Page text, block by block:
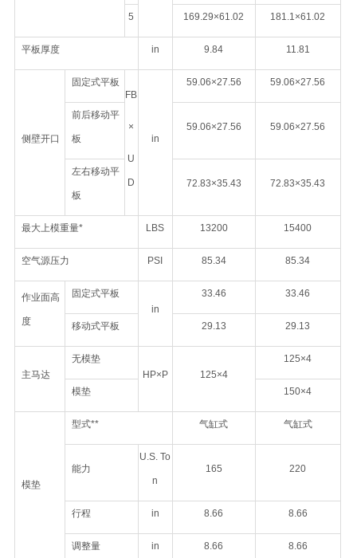
5 169.29×61.02 181.1×61.02
平板厚度 in 9.84 11.81
侧壁开口
固定式平板
FB
×
U
D
in
59.06×27.56 59.06×27.56
前后移动平
板
59.06×27.56 59.06×27.56
左右移动平
板
72.83×35.43 72.83×35.43
最大上模重量* LBS 13200 15400
空气源压力 PSI 85.34 85.34
作业面高
度
固定式平板
in
33.46 33.46
移动式平板 29.13 29.13
主马达
无模垫
HP×P
125×4
125×4
模垫 150×4
模垫
型式** 气缸式 气缸式
能力
U.S. To
n
165 220
行程 in 8.66 8.66
调整量 in 8.66 8.66